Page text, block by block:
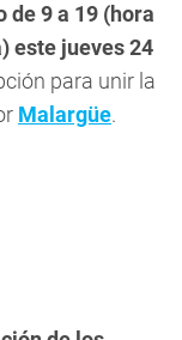
de 9 a 19 (hora
este jueves 24
para unir la
Malargüe.